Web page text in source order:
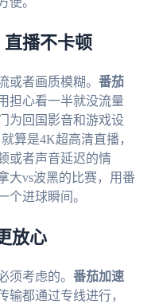
播不卡顿
或者画质模糊。 番茄
担心看一半就没流量
为回国影音和游戏设
算是4K超高清直播，
或者声音延迟的情
大vs波黑的比赛，用番
个进球瞬间。
放心
须考虑的。 番茄加速
输都通过专线进行，